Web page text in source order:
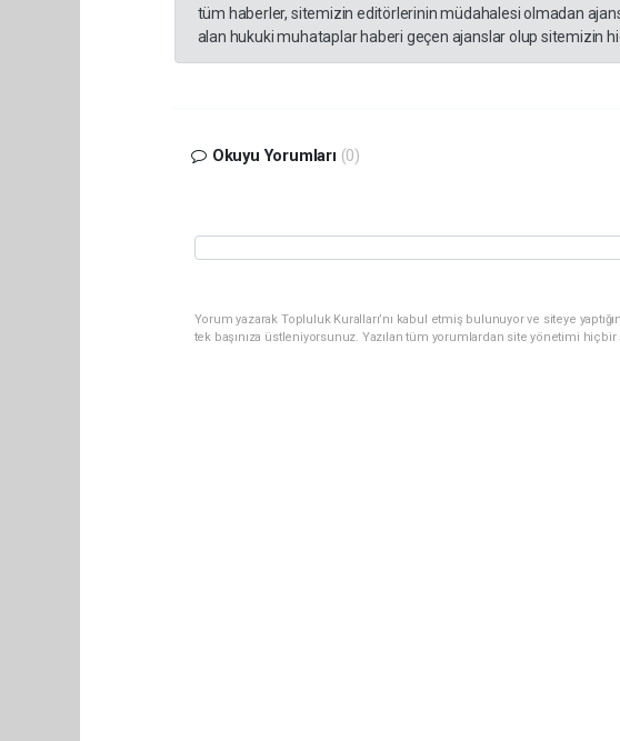
tüm haberler, sitemizin editörlerinin müdahalesi olmadan
alan hukuki muhataplar haberi geçen ajanslar olup sitemizin
Okuyu Yorumları (0)
Yorum yazarak Topluluk Kuralları’nı kabul etmiş bulunuyor ve siteye
tek başınıza üstleniyorsunuz. Yazılan tüm yorumlardan site yönetimi